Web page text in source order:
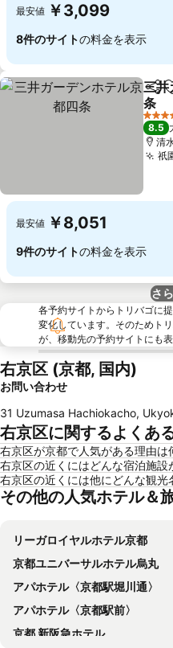
最安値 ￥3,099
8件のサイトの料金を表示
シェ
三井
条
料金
4 ホテ
8.5
清
祇
最安値 ￥8,051
9件のサイトの料金を表示
さ
各予約サイトからトリバゴに
変化しています。そのためト
が、移動先の予約サイトにも
右京区 (京都, 国内)
お問い合わせ
31 Uzumasa Hachiokacho,
右京区に関するよくあ
右京区が京都で人気がある理由は
右京区の近くにはどんな宿泊施設
右京区の近くには他にどんな観光
その他の人気ホテル＆
リーガロイヤルホテル京都
京都ユニバーサルホテル烏丸
アパホテル〈京都駅堀川通〉
アパホテル〈京都駅前〉
京都 新阪急ホテル